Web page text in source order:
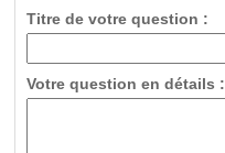
Titre de votre question :
Votre question en détails :